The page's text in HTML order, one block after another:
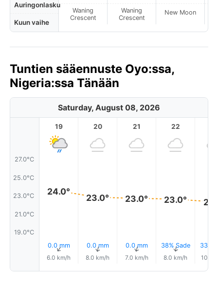
Auringonlasku
Kuun vaihe
Waning
Crescent
Waning
Crescent
New Moon
Tuntien sääennuste Oyo:ssa,
Nigeria:ssa Tänään
Saturday, August 08, 2026
27.0°C
25.0°C
23.0°C
21.0°C
19.0°C
19
24.0°
0.0 mm
↑
6.0 km/h
20
23.0°
0.0 mm
↑
8.0 km/h
21
23.0°
0.0 mm
↑
7.0 km/h
22
23.0°
38% Sade
↑
8.0 km/h
33%
10.0